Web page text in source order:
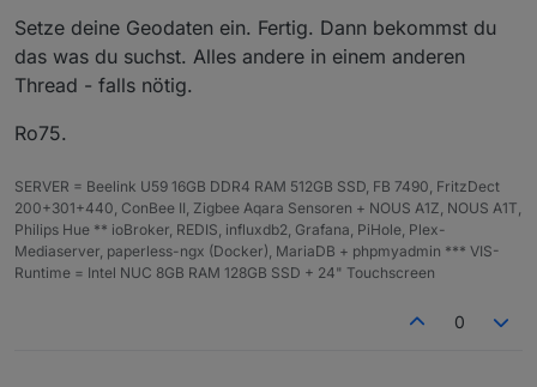
}
getSunshineDuration
Setze deine Geodaten ein. Fertig. Dann bekommst du
das was du suchst. Alles andere in einem anderen
Thread - falls nötig.
Ro75.
SERVER = Beelink U59 16GB DDR4 RAM 512GB SSD, FB 7490, FritzDect
200+301+440, ConBee II, Zigbee Aqara Sensoren + NOUS A1Z, NOUS A1T,
Philips Hue ** ioBroker, REDIS, influxdb2, Grafana, PiHole, Plex-
Mediaserver, paperless-ngx (Docker), MariaDB + phpmyadmin *** VIS-
Runtime = Intel NUC 8GB RAM 128GB SSD + 24" Touchscreen
0